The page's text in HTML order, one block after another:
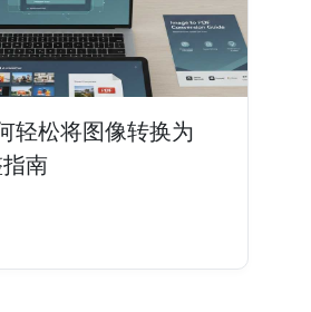
轻松将图像转换为
南